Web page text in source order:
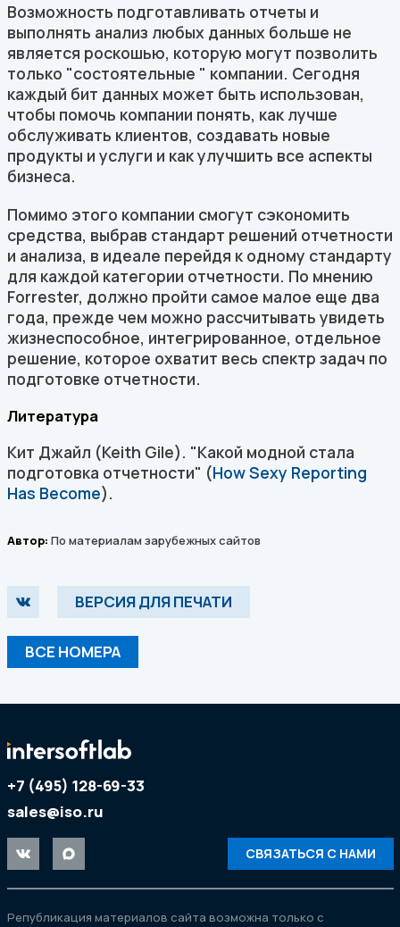
Возможность подготавливать отчеты и
выполнять анализ любых данных больше не
является роскошью, которую могут позволить
только "состоятельные " компании. Сегодня
каждый бит данных может быть использован,
чтобы помочь компании понять, как лучше
обслуживать клиентов, создавать новые
продукты и услуги и как улучшить все аспекты
бизнеса.
Помимо этого компании смогут сэкономить
средства, выбрав стандарт решений отчетности
и анализа, в идеале перейдя к одному стандарту
для каждой категории отчетности. По мнению
Forrester, должно пройти самое малое еще два
года, прежде чем можно рассчитывать увидеть
жизнеспособное, интегрированное, отдельное
решение, которое охватит весь спектр задач по
подготовке отчетности.
Литература
Кит Джайл (Keith Gile). "Какой модной стала
подготовка отчетности" (How Sexy Reporting
Has Become).
Автор: По материалам зарубежных сайтов
ВЕРСИЯ ДЛЯ ПЕЧАТИ
ВСЕ НОМЕРА
+7 (495) 128-69-33
sales@iso.ru
СВЯЗАТЬСЯ С НАМИ
Републикация материалов сайта возможна только с